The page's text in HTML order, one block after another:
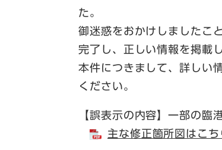
た。
御迷惑をおかけしましたこ
完了し、正しい情報を掲載
本件につきまして、詳しい
ください。
【誤表示の内容】一部の臨
主な修正箇所図はこち